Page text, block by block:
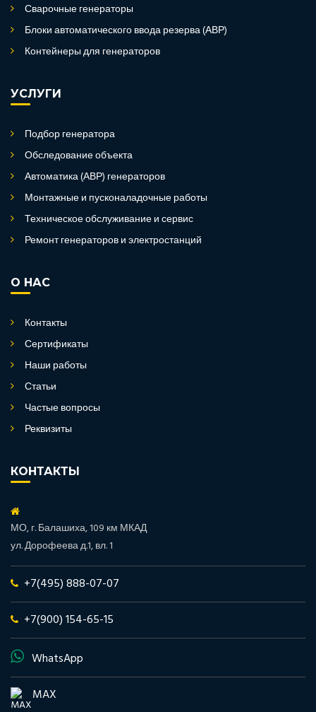
Сварочные генераторы
Блоки автоматического ввода резерва (АВР)
Контейнеры для генераторов
УСЛУГИ
Подбор генератора
Обследование объекта
Автоматика (АВР) генераторов
Монтажные и пусконаладочные работы
Техническое обслуживание и сервис
Ремонт генераторов и электростанций
О НАС
Контакты
Сертификаты
Наши работы
Статьи
Частые вопросы
Реквизиты
КОНТАКТЫ
МО, г. Балашиха, 109 км МКАД
ул. Дорофеева д.1, вл. 1
+7(495) 888-07-07
+7(900) 154-65-15
WhatsApp
MAX